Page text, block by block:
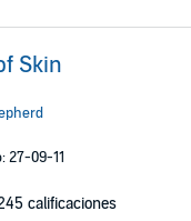
Skin
27-09-11
calificaciones